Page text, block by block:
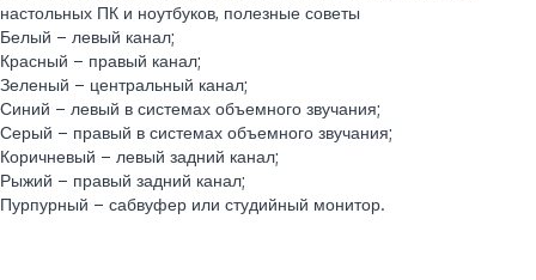
настольных ПК и ноутбуков, полезные советы
Белый – левый канал;
Красный – правый канал;
Зеленый – центральный канал;
Синий – левый в системах объемного звучания;
Серый – правый в системах объемного звучания;
Коричневый – левый задний канал;
Рыжий – правый задний канал;
Пурпурный – сабвуфер или студийный монитор.